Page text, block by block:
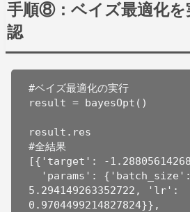
手順⑧：ベイズ最適化を
認
#ベイズ最適化の実行
result = bayesOpt()
result.res
#全結果
[{'target': -
5.294149263352722, 'lr':
0.9704499214827824}},